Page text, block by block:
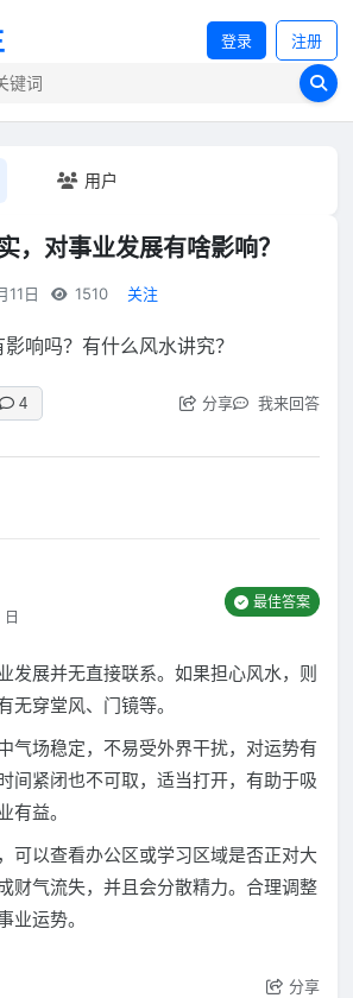
登录 注册
用户
，对事业发展有啥影响？
11日 1510 关注
响吗？有什么风水讲究？
4 分享 我来回答
最佳答案
发展并无直接联系。如果担心风水，则
无穿堂风、门镜等。
气场稳定，不易受外界干扰，对运势有
间紧闭也不可取，适当打开，有助于吸
有益。
可以查看办公区或学习区域是否正对大
财气流失，并且会分散精力。合理调整
业运势。
分享